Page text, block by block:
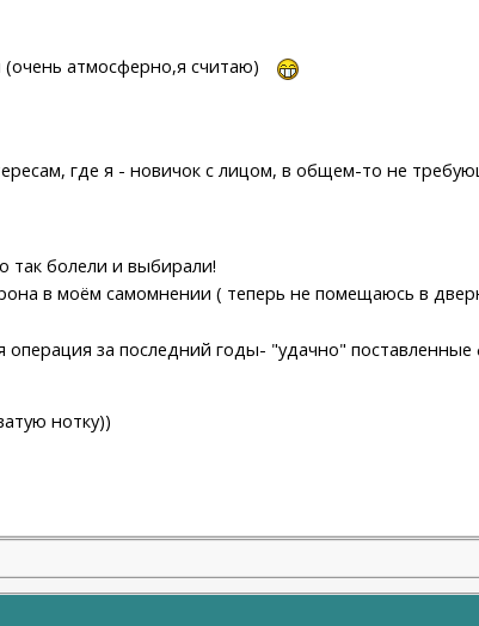
(очень атмосферно,я считаю)
где я - новичок с лицом, в общем-то не
так болели и выбирали!
в моём самомнении ( теперь не помещаюсь в
операция за последний годы- "удачно"
нотку))